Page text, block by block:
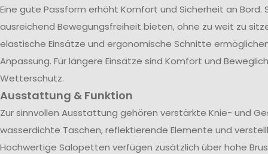
Eine gute Passform erhöht Komfort und Sicherheit an Bord.
ausreichend Bewegungsfreiheit bieten, ohne zu weit zu
elastische Einsätze und ergonomische Schnitte
Anpassung. Für längere Einsätze sind Komfort und
Wetterschutz.
Ausstattung & Funktion
Zur sinnvollen Ausstattung gehören verstärkte Knie- und
wasserdichte Taschen, reflektierende Elemente und
Hochwertige Salopetten verfügen zusätzlich über hohe